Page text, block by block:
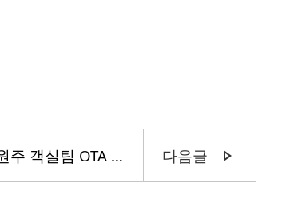
다음글
[채용공고] 호텔인터불고 원주 객실팀 OTA 담당자 및 프론트 채용